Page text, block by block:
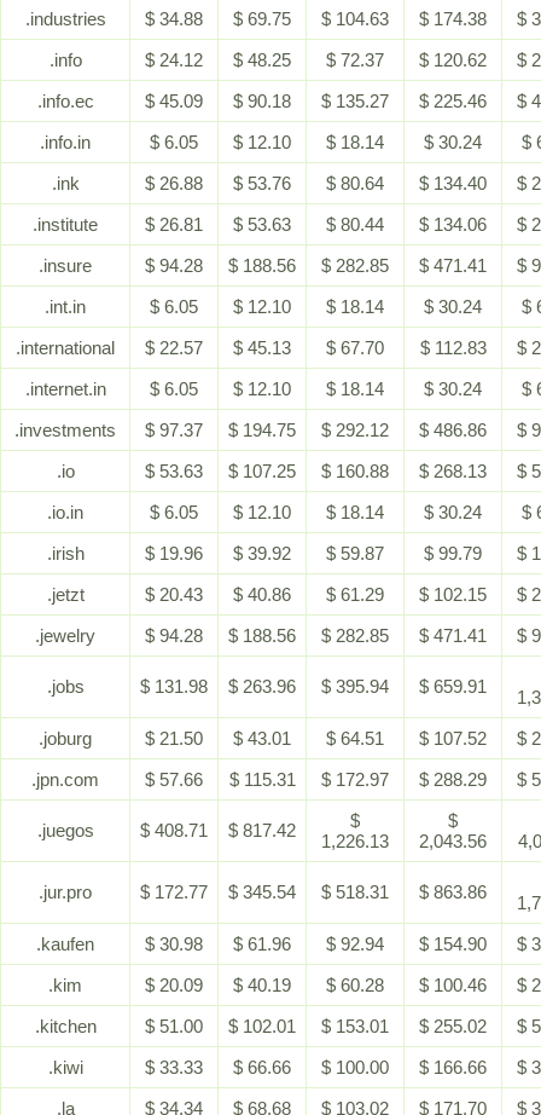
.industries
$ 34.88 $ 69.75 $ 104.63 $ 174.38
$
.info
$ 24.12 $ 48.25 $ 72.37 $ 120.62
$
.info.ec
$ 45.09 $ 90.18 $ 135.27 $ 225.46
$
.info.in
$ 6.05 $ 12.10 $ 18.14 $ 30.24
$
.ink
$ 26.88 $ 53.76 $ 80.64 $ 134.40
$
.institute
$ 26.81 $ 53.63 $ 80.44 $ 134.06
$
.insure
$ 94.28 $ 188.56 $ 282.85 $ 471.41
$
.int.in
$ 6.05 $ 12.10 $ 18.14 $ 30.24
$
.international
$ 22.57 $ 45.13 $ 67.70 $ 112.83
$
.internet.in
$ 6.05 $ 12.10 $ 18.14 $ 30.24
$
.investments
$ 97.37 $ 194.75 $ 292.12 $ 486.86
$
.io
$ 53.63 $ 107.25 $ 160.88 $ 268.13
$
.io.in
$ 6.05 $ 12.10 $ 18.14 $ 30.24
$
.irish
$ 19.96 $ 39.92 $ 59.87 $ 99.79
$
.jetzt
$ 20.43 $ 40.86 $ 61.29 $ 102.15
$
.jewelry
$ 94.28 $ 188.56 $ 282.85 $ 471.41 $
.jobs $ 131.98 $ 263.96 $ 395.94 $ 659.91
.joburg
$ 21.50 $ 43.01 $ 64.51 $ 107.52
$
.jpn.com
$ 57.66 $ 115.31 $ 172.97 $ 288.29 $
.juegos $ 408.71 $ 817.42
$
1,226.13
$
2,043.56
.jur.pro $ 172.77 $ 345.54 $ 518.31 $ 863.86
.kaufen
$ 30.98 $ 61.96 $ 92.94 $ 154.90
$
.kim
$ 20.09 $ 40.19 $ 60.28 $ 100.46
$
.kitchen
$ 51.00 $ 102.01 $ 153.01 $ 255.02
$
.kiwi
$ 33.33 $ 66.66 $ 100.00 $ 166.66
$
.la
$ 34.34 $ 68.68 $ 103.02 $ 171.70 $